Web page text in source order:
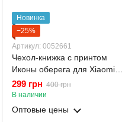
Новинка
−25%
Артикул: 0052661
Чехол-книжка с принтом
Иконы оберега для Xiaomi
Redmi A2 с подставкой на
сяоми редми а2 бордовая
gd1
299 грн 400 грн
В наличии
Оптовые цены